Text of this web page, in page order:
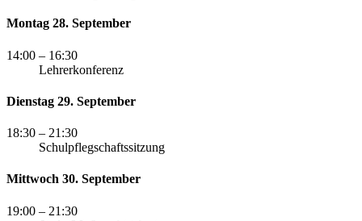
Montag 28. September
14:00 – 16:30
Lehrerkonferenz
Dienstag 29. September
18:30 – 21:30
Schulpflegschaftssitzung
Mittwoch 30. September
19:00 – 21:30